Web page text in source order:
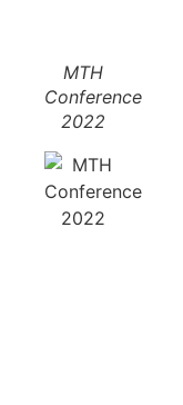
MTH
Conference
2022